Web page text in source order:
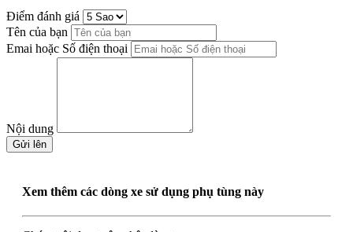
Điểm đánh giá
Tên của bạn
Emai hoặc Số điện thoại
Nội dung
Gửi lên
Xem thêm các dòng xe sử dụng phụ tùng này